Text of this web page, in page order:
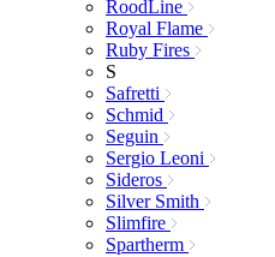
RoodLine
Royal Flame
Ruby Fires
S
Safretti
Schmid
Seguin
Sergio Leoni
Sideros
Silver Smith
Slimfire
Spartherm